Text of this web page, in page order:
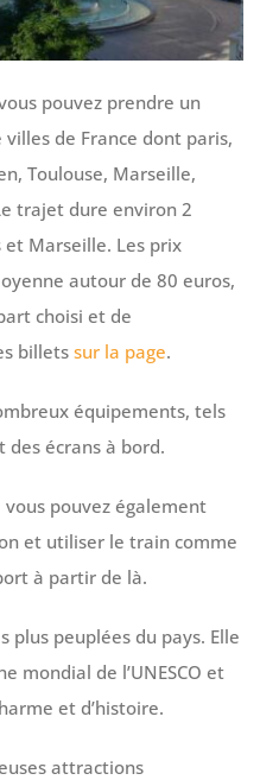
pouvez prendre un
de France dont paris,
Toulouse, Marseille,
trajet dure environ 2
Marseille. Les prix
autour de 80 euros,
choisi et de
billets sur la page.
équipements, tels
des écrans à bord.
vous pouvez également
et utiliser le train comme
à partir de là.
plus peuplées du pays. Elle
mondial de l’UNESCO et
et d’histoire.
attractions